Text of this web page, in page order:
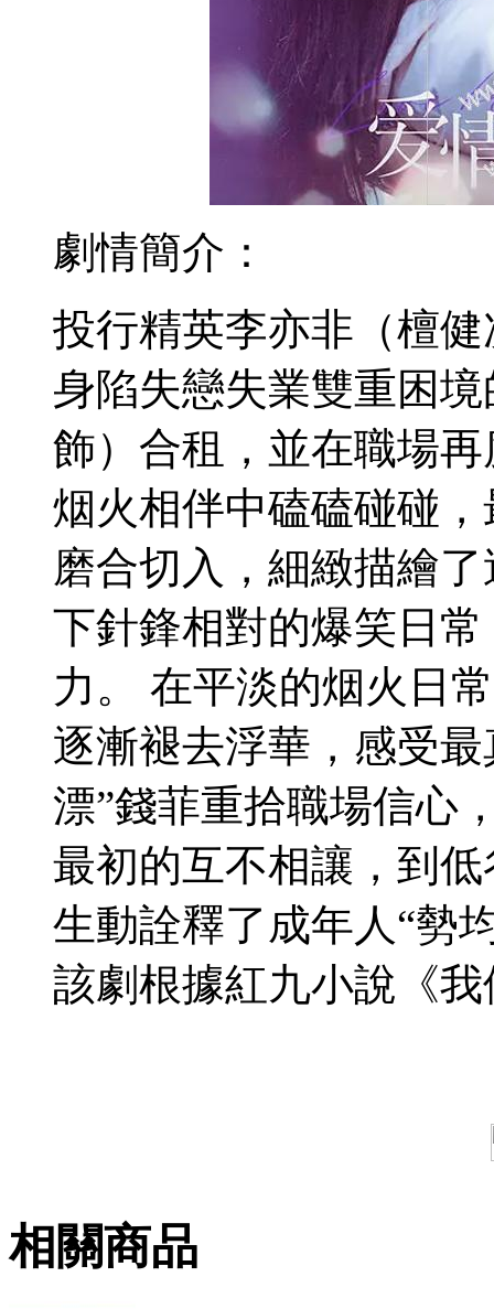
劇情簡介：
投行精英李亦非（檀
身陷失戀失業雙重困
飾）合租，並在職場
烟火相伴中磕磕碰碰
磨合切入，細緻描繪
下針鋒相對的爆笑日
力。 在平淡的烟火日
逐漸褪去浮華，感受
漂”錢菲重拾職場信心
最初的互不相讓，到
生動詮釋了成年人“勢
該劇根據紅九小說《
相關商品